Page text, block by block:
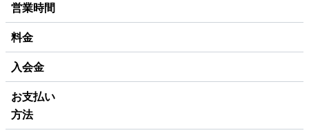
営業時間
料金
入会金
お支払い
方法